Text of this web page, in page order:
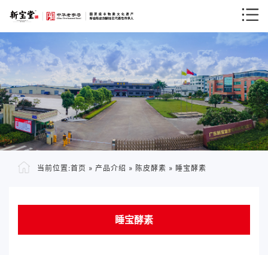
当前位置:首页 » 产品介绍 » 陈皮酵素 » 睡宝酵素
睡宝酵素